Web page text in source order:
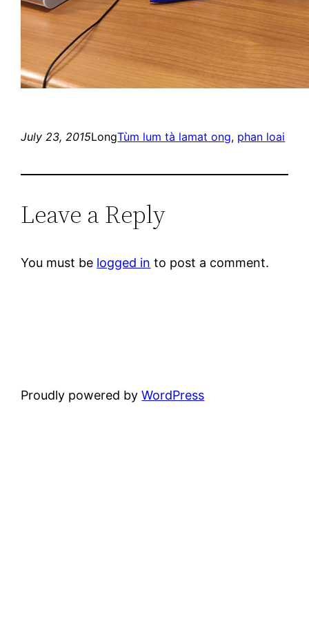
July 23, 2015LongTùm lum tà lamat ong, phan loai
Leave a Reply
You must be logged in to post a comment.
Proudly powered byWordPress